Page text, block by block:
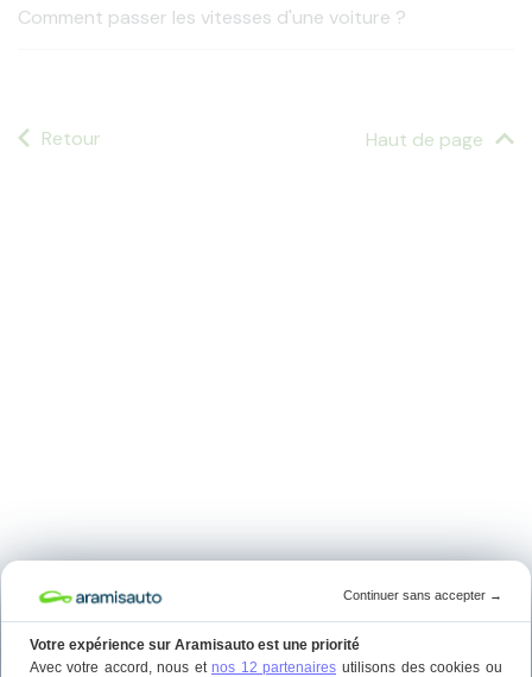
Continuer sans accepter →
Votre expérience sur Aramisauto est une priorité
Avec votre accord, nous et nos 12 partenaires utilisons des cookies ou
Comment passer les vitesses d'une voiture ?
Retour Haut de page